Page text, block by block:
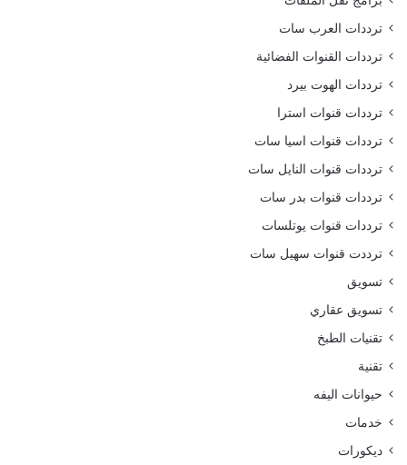
ترددات العرب سات
ترددات القنوات الفضائية
ترددات الهوت بيرد
ترددات قنوات استرا
ترددات قنوات اسيا سات
ترددات قنوات النايل سات
ترددات قنوات بدر سات
ترددات قنوات يوتلسات
ترددت قنوات سهيل سات
تسويق
تسويق عقاري
تقنيات الطبخ
تقنية
حيوانات اليفه
خدمات
ديكورات